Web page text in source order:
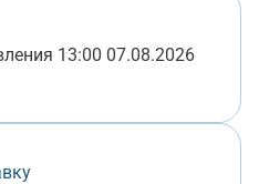
13:00 07.08.2026